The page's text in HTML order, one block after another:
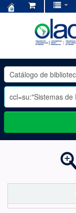
OLADE
-